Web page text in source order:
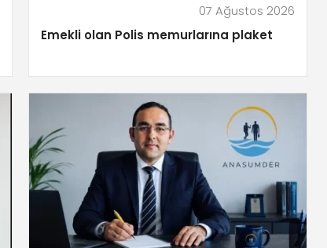
07 Ağustos 2026
Emekli olan Polis memurlarına plaket